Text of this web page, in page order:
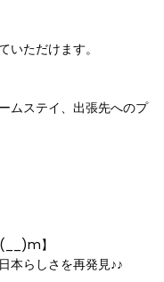
いただけます。
ムステイ、出張先へのプ
】
本らしさを再発見♪♪